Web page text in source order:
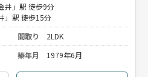
井」駅 徒歩9分
」駅 徒歩15分
間取り
2LDK
築年月 1979年6月